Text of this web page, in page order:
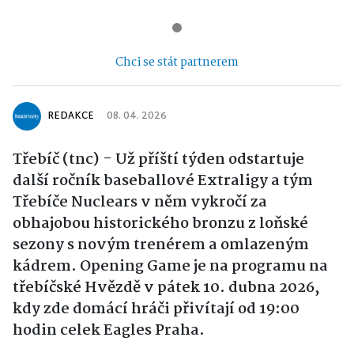
Chci se stát partnerem
REDAKCE 08. 04. 2026
Třebíč (tnc) - Už příští týden odstartuje
další ročník baseballové Extraligy a tým
Třebíče Nuclears v něm vykročí za
obhajobou historického bronzu z loňské
sezony s novým trenérem a omlazeným
kádrem. Opening Game je na programu na
třebíčské Hvězdě v pátek 10. dubna 2026,
kdy zde domácí hráči přivítají od 19:00
hodin celek Eagles Praha.